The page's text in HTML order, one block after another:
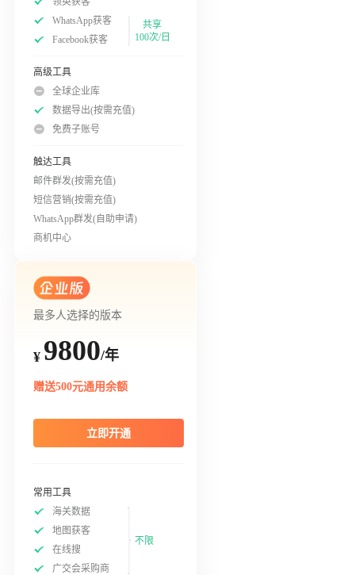
WhatsApp获客
Facebook获客
共享
100次/日
高级工具
全球企业库
数据导出(按需充值)
免费子账号
触达工具
邮件群发(按需充值)
短信营销(按需充值)
WhatsApp群发(自助申请)
商机中心
最多人选择的版本
¥ 9800/年
赠送500元通用余额
立即开通
常用工具
海关数据
地图获客
在线搜
广交会采购商
不限